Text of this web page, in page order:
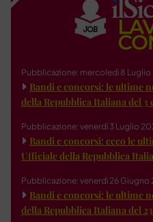
Pubblicazione: mercoledì 8
Bandi e concorsi: le ultime
della Repubblica Italiana del 3
Pubblicazione: venerdì 3 Luglio
Bandi e concorsi: ecco le
Ufficiale della Repubblica
Pubblicazione: venerdì 26 Giugno
Bandi e concorsi: le ultime
della Repubblica Italiana del